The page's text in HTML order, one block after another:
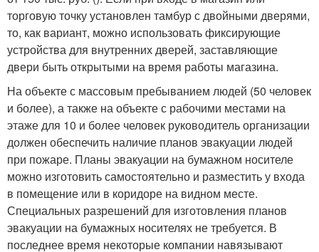
торговую точку установлен тамбур с двойными дверями,
то, как вариант, можно использовать фиксирующие
устройства для внутренних дверей, заставляющие
двери быть открытыми на время работы магазина.
На объекте с массовым пребыванием людей (50 человек
и более), а также на объекте с рабочими местами на
этаже для 10 и более человек руководитель организации
должен обеспечить наличие планов эвакуации людей
при пожаре. Планы эвакуации на бумажном носителе
можно изготовить самостоятельно и разместить у входа
в помещение или в коридоре на видном месте.
Специальных разрешений для изготовления планов
эвакуации на бумажных носителях не требуется. В
последнее время некоторые компании навязывают